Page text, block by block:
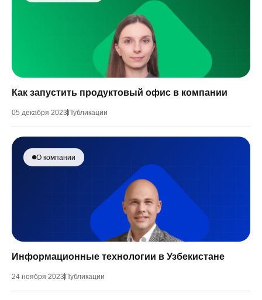
Как запустить продуктовый офис в компании
05 декабря 2023 Публикации
О компании
Информационные технологии в Узбекистане
24 ноября 2023 Публикации